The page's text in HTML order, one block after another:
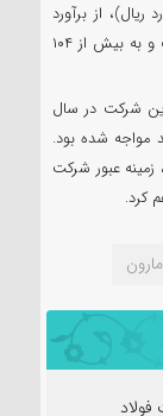
۱۷.۵ همت (۱۷۴ هزار و ۵۷۹ میلیارد ریال)، از برآورد
۱۶.۸ همتی (۱۶۷ هزار و ۷۶۱ میلیارد ریال) فراتر رفت و به بیش از ۱۰۴
که این شرکت در سال
مواجه شده بود.
عبور شرکت
کرد.